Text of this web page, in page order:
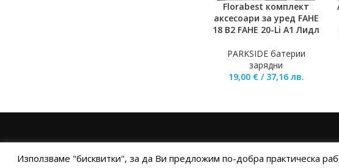
ДОБАВЯНЕ В КОЛИЧКАТА
Florabest комплект
аксесоари за уред FAHE
18 B2 FAHE 20-Li A1 Лидл
PARKSIDE батерии
зарядни
19,00 € / 37,16 лв.
НАЧАЛООБЩИ УСЛОВИЯУСЛОВИЯ И ПРАВИЛАПОЛИТИКА НА
Използваме "бисквитки", за да Ви предложим по-добра практическа